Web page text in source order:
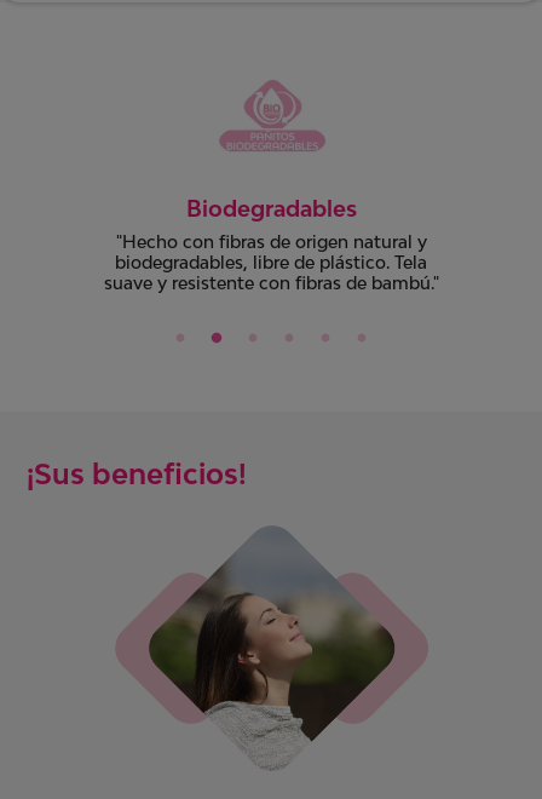
pH Balanceado
Contiene Ácido Láctico, ingrediente
natural que no altera el pH de tu Zona V.
¡Sus beneficios!